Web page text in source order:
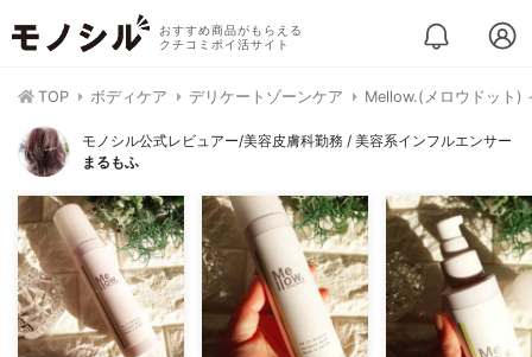
おすすめ商品がもらえる
クチコミポイ活サイト
TOP ボディケア デリケートゾーンケア Mellow.(メロウドット)
モノシル公式レビュアー/美容皮膚科勤務 / 美容系インフルエンサー
まるもふ